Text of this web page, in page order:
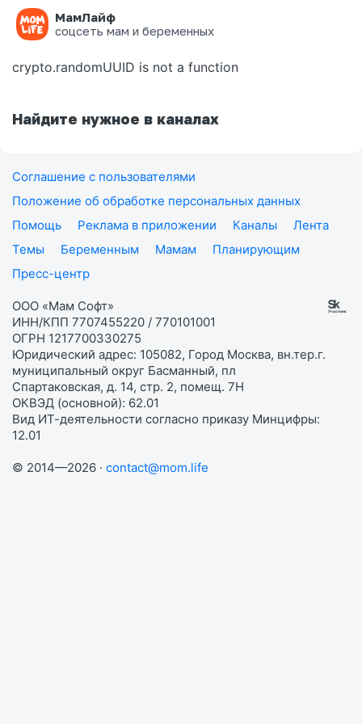
МамЛайф
соцсеть мам и беременных
Ошибка на странице
crypto.randomUUID is not a function
Найдите нужное в каналах
Соглашение с пользователями
Положение об обработке персональных данных
Помощь
Реклама в приложении Каналы
Лента
Темы
Беременным Мамам
Планирующим
Пресс-центр
ООО «Мам Софт»
ИНН/КПП 7707455220 / 770101001
ОГРН 1217700330275
Юридический адрес: 105082, Город Москва, вн.тер.г.
муниципальный округ Басманный, пл
Спартаковская, д. 14, стр. 2, помещ. 7Н
ОКВЭД (основной): 62.01
Вид ИТ-деятельности согласно приказу Минцифры:
12.01
© 2014—2026 · contact@mom.life